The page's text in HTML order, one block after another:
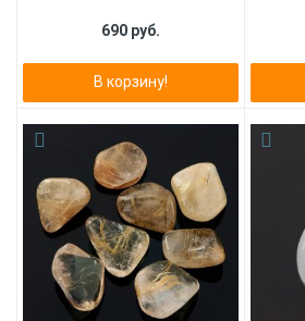
690 руб.
В корзину!